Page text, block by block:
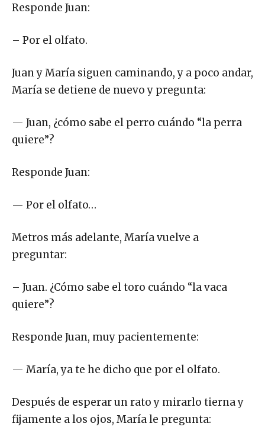
Responde Juan:
– Por el olfato.
Juan y María siguen caminando, y a poco andar,
María se detiene de nuevo y pregunta:
— Juan, ¿cómo sabe el perro cuándo “la perra
quiere”?
Responde Juan:
— Por el olfato…
Metros más adelante, María vuelve a
preguntar:
– Juan. ¿Cómo sabe el toro cuándo “la vaca
quiere”?
Responde Juan, muy pacientemente:
— María, ya te he dicho que por el olfato.
Después de esperar un rato y mirarlo tierna y
fijamente a los ojos, María le pregunta: